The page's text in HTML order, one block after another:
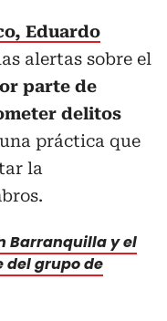
Eduardo
alertas sobre el
parte de
delitos
práctica que
la
Barranquilla y el
del grupo de